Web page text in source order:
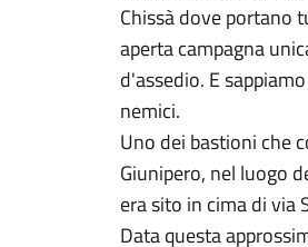
Chissà dove portano
aperta campagna
d'assedio. E
nemici.
Uno dei bastioni che
Giunipero, nel luogo
era sito in cima di via
Data questa